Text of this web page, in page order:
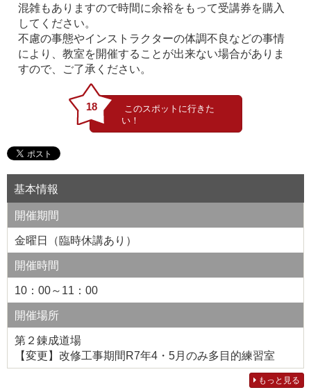
混雑もありますので時間に余裕をもって受講券を購入
してください。
不慮の事態やインストラクターの体調不良などの事情
により、教室を開催することが出来ない場合がありま
すので、ご了承ください。
18
基本情報
開催期間
金曜日（臨時休講あり）
開催時間
10：00～11：00
開催場所
第２錬成道場
【変更】改修工事期間R7年4・5月のみ多目的練習室
もっと見る